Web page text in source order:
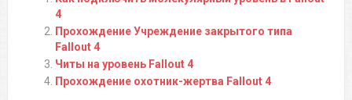
4
Прохождение Учреждение закрытого типа
Fallout 4
Читы на уровень Fallout 4
Прохождение охотник-жертва Fallout 4